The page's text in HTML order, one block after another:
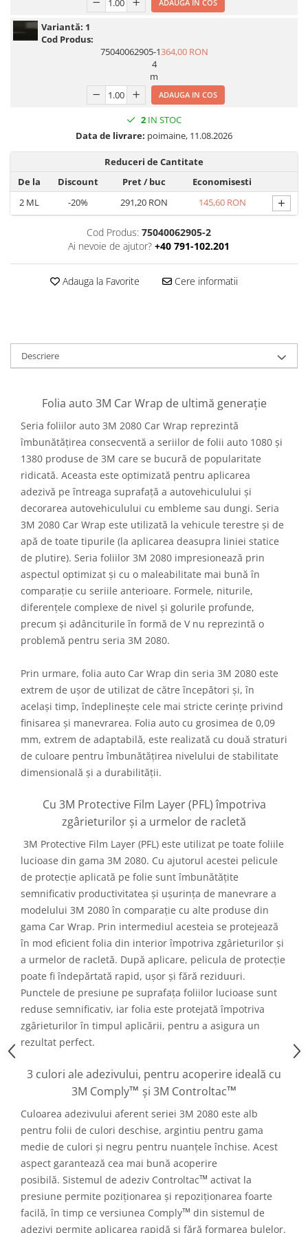
Print format mare
Serigrafie
Benzi antiderapante
Folie termo transfer
Benzi și covoare anti-alunecare
ADAUGA IN COS
Variantă: 1
Cod Produs:
75040062905-1364,00 RON
4
m
ADAUGA IN COS
2 IN STOC
Data de livrare: poimaine, 11.08.2026
Reduceri de Cantitate
De la
Discount Pret/ buc
Economisesti
2ML -20% 291,20 RON 145,60 RON +
Cod Produs: 75040062905-2
Ai nevoie de ajutor? +40 791-102.201
Adauga la Favorite Cere informatii
Descriere
Folia auto 3M Car Wrap de ultimă generație
Seria foliilor auto 3M 2080 Car Wrap reprezintă
îmbunătățirea consecventă a seriilor de folii auto 1080 și
1380 produse de 3M care se bucură de popularitate
ridicată. Aceasta este optimizată pentru aplicarea
adezivă pe întreaga suprafață a autovehiculului și
decorarea autovehiculului cu embleme sau dungi. Seria
3M 2080 Car Wrap este utilizată la vehicule terestre și de
apă de toate tipurile (la aplicarea deasupra liniei statice
de plutire). Seria foliilor 3M 2080 impresionează prin
aspectul optimizat și cu o maleabilitate mai bună în
comparație cu seriile anterioare. Formele, niturile,
diferențele complexe de nivel și golurile profunde,
precum și adânciturile în formă de V nu reprezintă o
problemă pentru seria 3M 2080.
Prin urmare, folia auto Car Wrap din seria 3M 2080 este
extrem de ușor de utilizat de către începători și, în
același timp, îndeplinește cele mai stricte cerințe privind
finisarea și manevrarea. Folia auto cu grosimea de 0,09
mm, extrem de adaptabilă, este realizată cu două straturi
de culoare pentru îmbunătățirea nivelului de stabilitate
dimensională și a durabilității.
Cu 3M Protective Film Layer (PFL) împotriva
zgârieturilor și a urmelor de racletă
3M Protective Film Layer (PFL) este utilizat pe toate foliile
lucioase din gama 3M 2080. Cu ajutorul acestei pelicule
de protecție aplicată pe folie sunt îmbunătățite
semnificativ productivitatea și ușurința de manevrare a
modelului 3M 2080 în comparație cu alte produse din
gama Car Wrap. Prin intermediul acesteia se protejează
în mod eficient folia din interior împotriva zgârieturilor și
a urmelor de racletă. După aplicare, pelicula de protecție
poate fi îndepărtată rapid, ușor și fără reziduuri.
Punctele de presiune pe suprafața foliilor lucioase sunt
reduse semnificativ, iar folia este protejată împotriva
zgârieturilor în timpul aplicării, pentru a asigura un
rezultat perfect.
3 culori ale adezivului, pentru acoperire ideală cu
3M Comply™ și 3M Controltac™
Culoarea adezivului aferent seriei 3M 2080 este alb
pentru folii de culori deschise, argintiu pentru gama
medie de culori și negru pentru nuanțele închise. Acest
aspect garantează cea mai bună acoperire
posibilă. Sistemul de adeziv Controltac™ activat la
presiune permite poziționarea și repoziționarea foarte
facilă, în timp ce versiunea Comply™ din sistemul de
adezivi permite aplicarea rapidă și fără formarea bulelor.